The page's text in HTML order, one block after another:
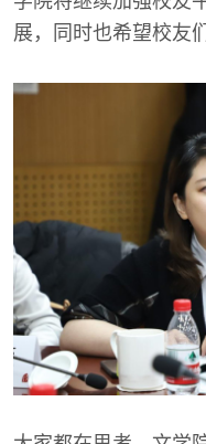
展，同时也希望校友